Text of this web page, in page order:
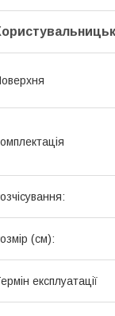
(см):
експлуатації